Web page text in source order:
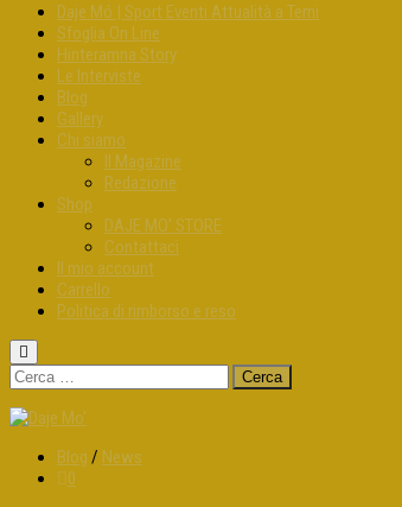
Daje Mó | Sport Eventi Attualità a Terni
Sfoglia On Line
Hinteramna Story
Le Interviste
Blog
Gallery
Chi siamo
Il Magazine
Redazione
Shop
DAJE MO’ STORE
Contattaci
Il mio account
Carrello
Politica di rimborso e reso
Ricerca
per:
Blog / News
0